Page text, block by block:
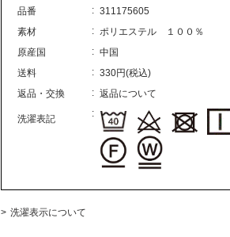
品番
311175605
素材
ポリエステル １００％
原産国
中国
送料
330円(税込)
返品・交換
返品について
洗濯表記
洗濯表示について